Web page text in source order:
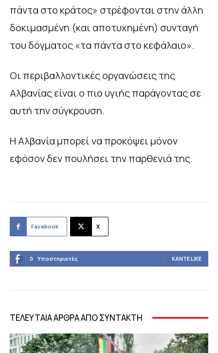
πάντα στο κράτος» στρέφονται στην άλλη
δοκιμασμένη (και αποτυχημένη) συνταγή
του δόγματος «τα πάντα στο κεφάλαιο».
Οι περιβαλλοντικές οργανώσεις της
Αλβανίας είναι ο πιο υγιής παράγοντας σε
αυτή την σύγκρουση.
Η Αλβανία μπορεί να προκόψει μόνον
εφόσον δεν πουλήσει την παρθενιά της.
Facebook X
0 Υποστηρικτές ΚΆΝΤΕ LIKE
ΤΕΛΕΥΤΑΙΑ ΑΡΘΡΑ ΑΠΟ ΣΥΝΤΑΚΤΗ